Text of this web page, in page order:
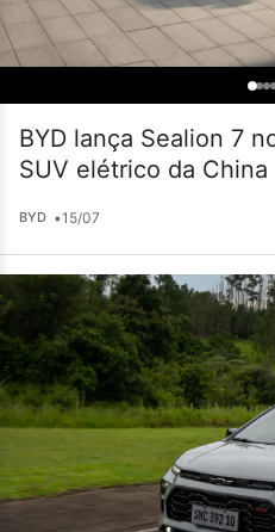
BYD lança Sealion 7
SUV elétrico da China
BYD •15/07